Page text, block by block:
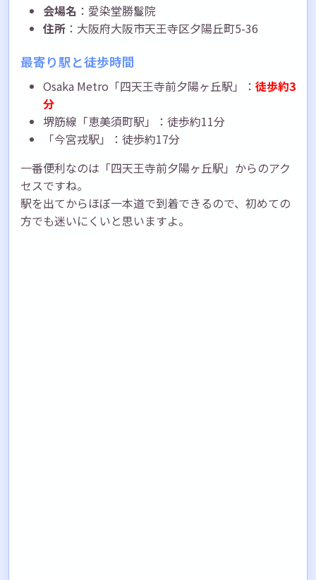
会場名 ：愛染堂勝鬘院
住所 ：大阪府大阪市天王寺区夕陽丘町5-36
最寄り駅と徒歩時間
Osaka Metro「四天王寺前夕陽ヶ丘駅」： 徒歩約3
分
堺筋線「恵美須町駅」：徒歩約11分
「今宮戎駅」：徒歩約17分
一番便利なのは「四天王寺前夕陽ヶ丘駅」からのアク
セスですね。
駅を出てからほぼ一本道で到着できるので、初めての
方でも迷いにくいと思いますよ。